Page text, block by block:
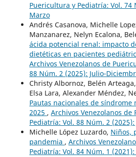
Puericultura y Pediatría: Vol. 74
Marzo
Andrés Casanova, Michelle
Manzanarez, Nelyn Ecalona,
ácida potencial renal: impacto
dietéticas en pacientes
Archivos Venezolanos de
88 Núm. 2 (2025): Julio-
Christy Albornoz, Belén
Elsa Lara, Alexander Méndez,
Pautas nacionales de
2025 , Archivos Venezolanos de
Pediatría: Vol. 88 Núm. 2
Michelle López Luzardo, Niños,
pandemia , Archivos
Pediatría: Vol. 84 Núm. 1